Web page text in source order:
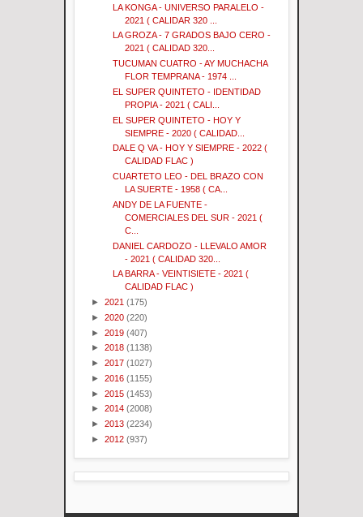
LA KONGA - UNIVERSO PARALELO -
2021 ( CALIDAR 320 ...
LA GROZA - 7 GRADOS BAJO CERO -
2021 ( CALIDAD 320...
TUCUMAN CUATRO - AY MUCHACHA
FLOR TEMPRANA - 1974 ...
EL SUPER QUINTETO - IDENTIDAD
PROPIA - 2021 ( CALI...
EL SUPER QUINTETO - HOY Y
SIEMPRE - 2020 ( CALIDAD...
DALE Q VA - HOY Y SIEMPRE - 2022 (
CALIDAD FLAC )
CUARTETO LEO - DEL BRAZO CON
LA SUERTE - 1958 ( CA...
ANDY DE LA FUENTE -
COMERCIALES DEL SUR - 2021 (
C...
DANIEL CARDOZO - LLEVALO AMOR
- 2021 ( CALIDAD 320...
LA BARRA - VEINTISIETE - 2021 (
CALIDAD FLAC )
► 2021 (175)
► 2020 (220)
► 2019 (407)
► 2018 (1138)
► 2017 (1027)
► 2016 (1155)
► 2015 (1453)
► 2014 (2008)
► 2013 (2234)
► 2012 (937)